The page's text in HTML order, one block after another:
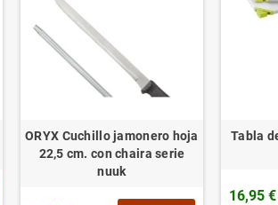
ORYX Cuchillo jamonero hoja
22,5 cm. con chaira serie
nuuk
Tabla
16,95 €